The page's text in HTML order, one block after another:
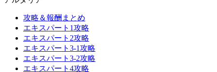
攻略＆報酬まとめ
エキスパート1攻略
エキスパート2攻略
エキスパート3-1攻略
エキスパート3-2攻略
エキスパート4攻略